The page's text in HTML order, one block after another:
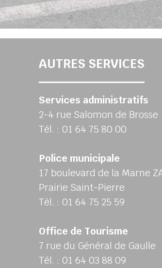
AUTRES SERVICES
Services administratifs
2-4 rue Salomon de Brosse
Tél. : 01 64 75 80 00
Police municipale
17 boulevard de la Marne
Prairie Saint-Pierre
Tél. : 01 64 75 25 59
Office de Tourisme
7 rue du Général de Gaulle
Tél. : 01 64 03 88 09